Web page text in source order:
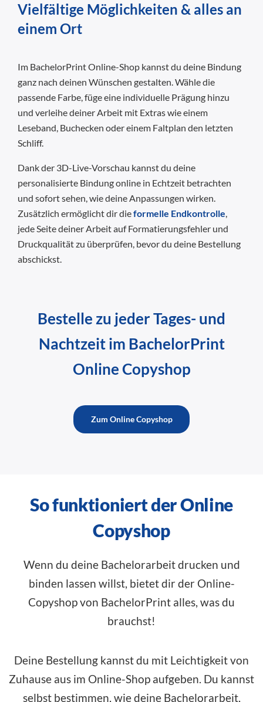
Vielfältige Möglichkeiten & alles an
einem Ort
Im BachelorPrint Online-Shop kannst du deine Bindung
ganz nach deinen Wünschen gestalten. Wähle die
passende Farbe, füge eine individuelle Prägung hinzu
und verleihe deiner Arbeit mit Extras wie einem
Leseband, Buchecken oder einem Faltplan den letzten
Schliff.
Dank der 3D-Live-Vorschau kannst du deine
personalisierte Bindung online in Echtzeit betrachten
und sofort sehen, wie deine Anpassungen wirken.
Zusätzlich ermöglicht dir dieformelle Endkontrolle,
jede Seite deiner Arbeit auf Formatierungsfehler und
Druckqualität zu überprüfen, bevor du deine Bestellung
abschickst.
Bestelle zu jeder Tages- und
Nachtzeit im BachelorPrint
Online Copyshop
Zum Online Copyshop
So funktioniert der Online
Copyshop
Wenn du deine Bachelorarbeit drucken und
binden lassen willst, bietet dir der Online-
Copyshop von BachelorPrint alles, was du
brauchst!
Deine Bestellung kannst du mit Leichtigkeit von
Zuhause aus im Online-Shop aufgeben. Du kannst
selbst bestimmen, wie deine Bachelorarbeit,